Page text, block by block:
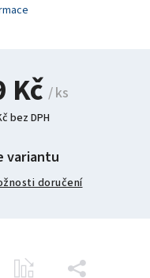
Kč / ks
bez DPH
variantu
doručení